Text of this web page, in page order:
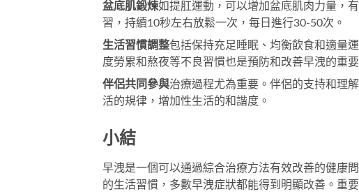
盆底肌鍛煉如提肛運動，可以增加盆底肌肉力量，
習，持續10秒左右放鬆一次，每日進行30-50次。
生活習慣調整包括保持充足睡眠、均衡飲食和適量
度勞累和熬夜等不良習慣也是預防和改善早洩的重要
伴侶共同參與治療過程尤為重要。伴侶的支持和理
活的規律，增加性生活的和諧度。
小結
早洩是一個可以通過綜合治療方法有效改善的健康
的生活習慣，多數早洩症狀都能得到明顯改善。重